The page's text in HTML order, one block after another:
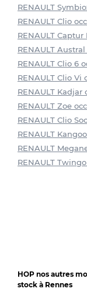
RENAULT
RENAULT Clio
RENAULT Captur
RENAULT
RENAULT Clio 6
RENAULT Clio Vi
RENAULT Kadjar
RENAULT Zoe
RENAULT Clio
RENAULT
RENAULT
RENAULT
HOP nos autres
stock à Rennes